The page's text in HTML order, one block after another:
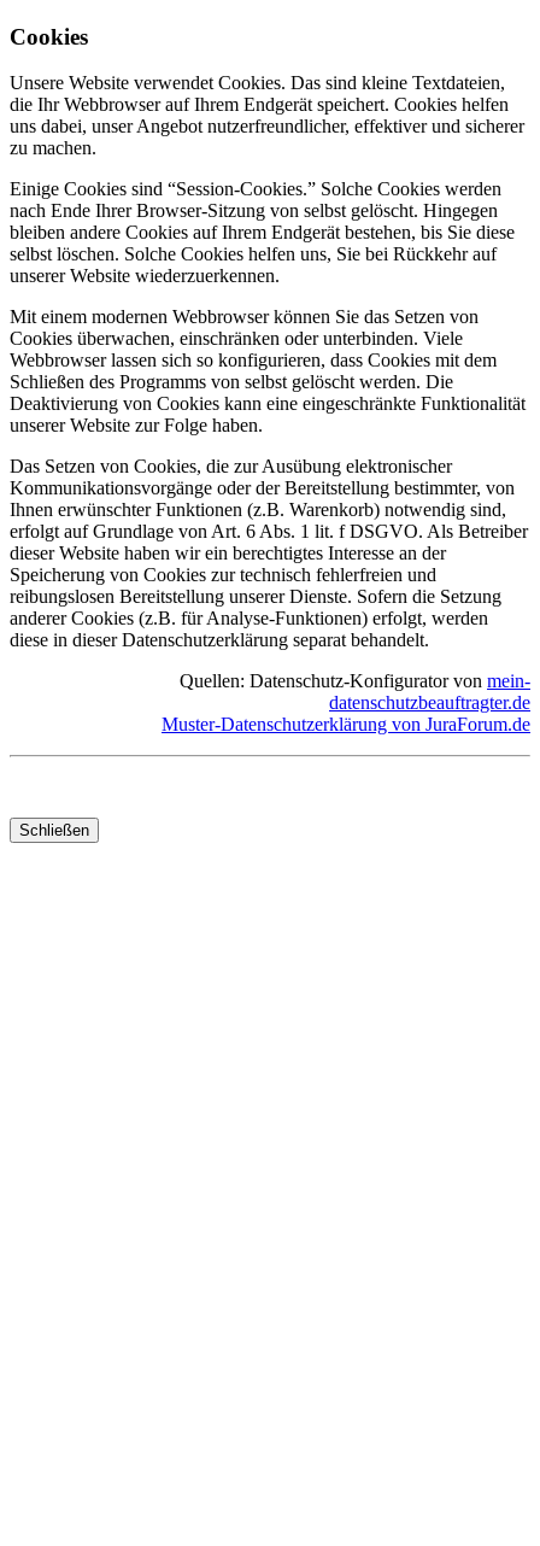
Cookies
Unsere Website verwendet Cookies. Das sind kleine Textdateien,
die Ihr Webbrowser auf Ihrem Endgerät speichert. Cookies helfen
uns dabei, unser Angebot nutzerfreundlicher, effektiver und sicherer
zu machen.
Einige Cookies sind “Session-Cookies.” Solche Cookies werden
nach Ende Ihrer Browser-Sitzung von selbst gelöscht. Hingegen
bleiben andere Cookies auf Ihrem Endgerät bestehen, bis Sie diese
selbst löschen. Solche Cookies helfen uns, Sie bei Rückkehr auf
unserer Website wiederzuerkennen.
Mit einem modernen Webbrowser können Sie das Setzen von
Cookies überwachen, einschränken oder unterbinden. Viele
Webbrowser lassen sich so konfigurieren, dass Cookies mit dem
Schließen des Programms von selbst gelöscht werden. Die
Deaktivierung von Cookies kann eine eingeschränkte Funktionalität
unserer Website zur Folge haben.
Das Setzen von Cookies, die zur Ausübung elektronischer
Kommunikationsvorgänge oder der Bereitstellung bestimmter, von
Ihnen erwünschter Funktionen (z.B. Warenkorb) notwendig sind,
erfolgt auf Grundlage von Art. 6 Abs. 1 lit. f DSGVO. Als Betreiber
dieser Website haben wir ein berechtigtes Interesse an der
Speicherung von Cookies zur technisch fehlerfreien und
reibungslosen Bereitstellung unserer Dienste. Sofern die Setzung
anderer Cookies (z.B. für Analyse-Funktionen) erfolgt, werden
diese in dieser Datenschutzerklärung separat behandelt.
Quellen: Datenschutz-Konfigurator von mein-
datenschutzbeauftragter.de
Muster-Datenschutzerklärung von JuraForum.de
Schließen